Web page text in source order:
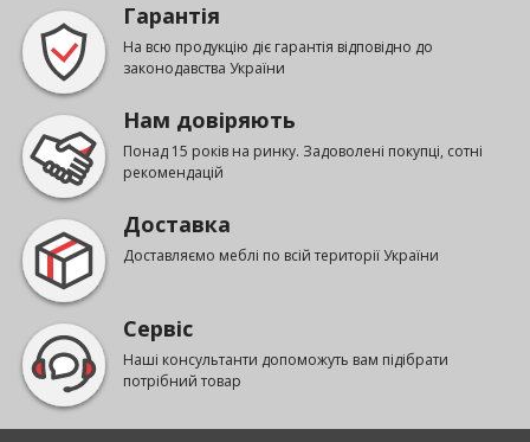
Гарантія
На всю продукцію діє гарантія відповідно до
законодавства України
Нам довіряють
Понад 15 років на ринку. Задоволені покупці, сотні
рекомендацій
Доставка
Доставляємо меблі по всій території України
Сервіс
Наші консультанти допоможуть вам підібрати
потрібний товар